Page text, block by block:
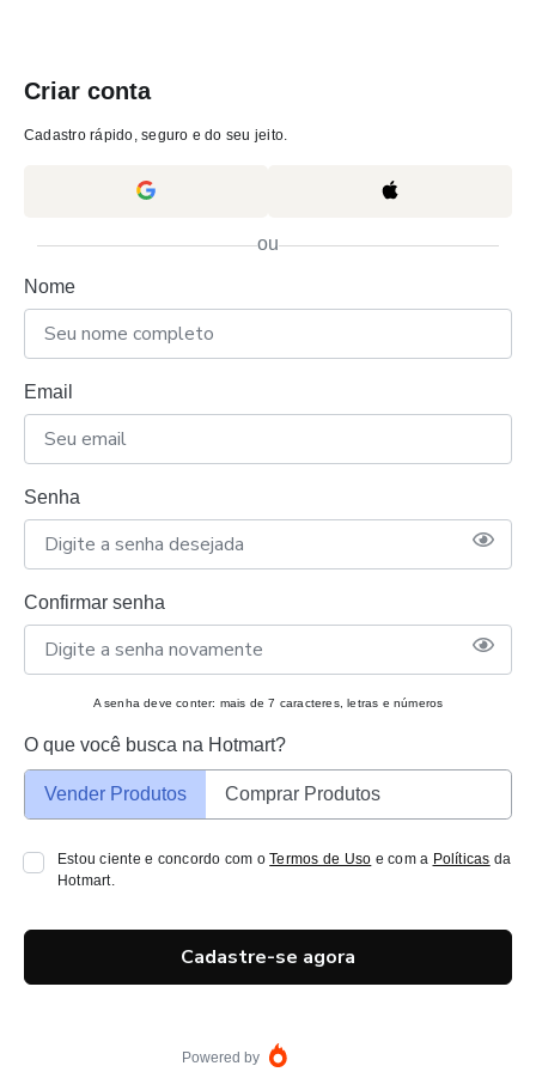
Criar conta
Cadastro rápido, seguro e do seu jeito.
ou
Nome
Email
Senha
Confirmar senha
A senha deve conter: mais de 7 caracteres, letras e números
O que você busca na Hotmart?
Vender Produtos Comprar Produtos
Estou ciente e concordo com oTermos de Uso e com a Políticas da
Hotmart.
Cadastre-se agora
Powered by